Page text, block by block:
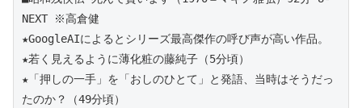
NEXT ※高倉健
★GoogleAIによるとシリーズ最高傑作の呼び声が高い作品。
★若く見えるように薄化粧の藤純子（5分頃）
★「押しの一手」を「おしのひとて」と発語、当時はそうだっ
たのか？（49分頃）